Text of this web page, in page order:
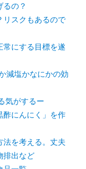
るの？
リスクもあるので
常にする目標を遂
減塩かなにかの効
気がするー
酢にんにく」を作
法を考える。丈夫
排出など